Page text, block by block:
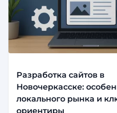
Разработка сайтов в
Новочеркасске:
локального рынка и
ориентиры